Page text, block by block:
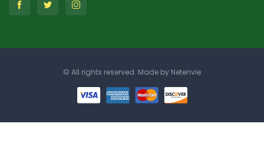
© All rights reserved. Made by Netenvie